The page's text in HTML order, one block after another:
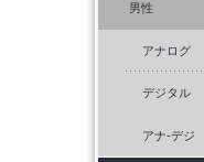
男性
アナログ
デジタル
アナ-デジ